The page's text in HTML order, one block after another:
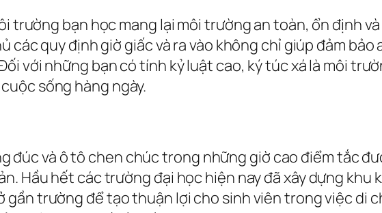
trường bạn học mang lại môi trường an toàn, ổn định
các quy định giờ giấc và ra vào không chỉ giúp đảm
với những bạn có tính kỷ luật cao, ký túc xá là môi
sống hàng ngày.
đúc và ô tô chen chúc trong những giờ cao điểm tắc
Hầu hết các trường đại học hiện nay đã xây dựng khu
gần trường để tạo thuận lợi cho sinh viên trong việc di